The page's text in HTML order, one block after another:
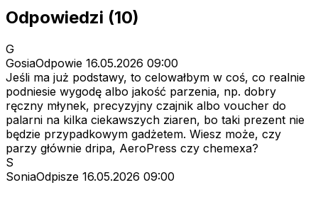
Odpowiedzi (10)
G
GosiaOdpowie 16.05.2026 09:00
Jeśli ma już podstawy, to celowałbym w coś, co realnie
podniesie wygodę albo jakość parzenia, np. dobry
ręczny młynek, precyzyjny czajnik albo voucher do
palarni na kilka ciekawszych ziaren, bo taki prezent nie
będzie przypadkowym gadżetem. Wiesz może, czy
parzy głównie dripa, AeroPress czy chemexa?
S
SoniaOdpisze 16.05.2026 09:00